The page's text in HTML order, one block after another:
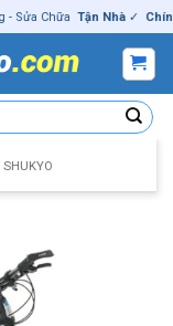
Chữa Tận Nhà ✓ Chính